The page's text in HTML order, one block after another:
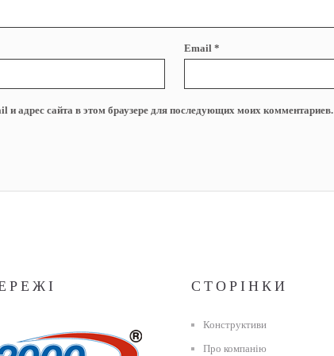
Email*
и адрес сайта в этом браузере для последующих моих комментариев.
СТОРІНКИ
Конструктиви
Про компанію